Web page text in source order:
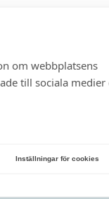
om webbplatsens
till sociala medier
Inställningar för cookies